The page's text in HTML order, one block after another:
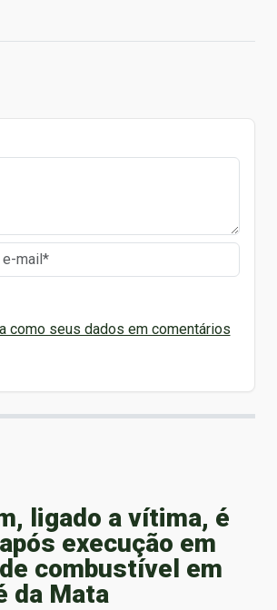
como seus dados em comentários
ligado a vítima, é
execução em
combustível em
da Mata